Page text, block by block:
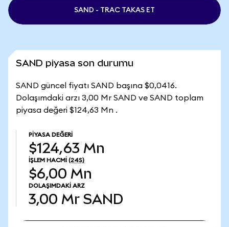
SAND - TRAC TAKAS ET
SAND piyasa son durumu
SAND güncel fiyatı SAND başına $0,0416.
Dolaşımdaki arzı 3,00 Mr SAND ve SAND toplam
piyasa değeri $124,63 Mn .
PIYASA DEĞERI
$124,63 Mn
İŞLEM HACMI (24S)
$6,00 Mn
DOLAŞIMDAKI ARZ
3,00 Mr SAND